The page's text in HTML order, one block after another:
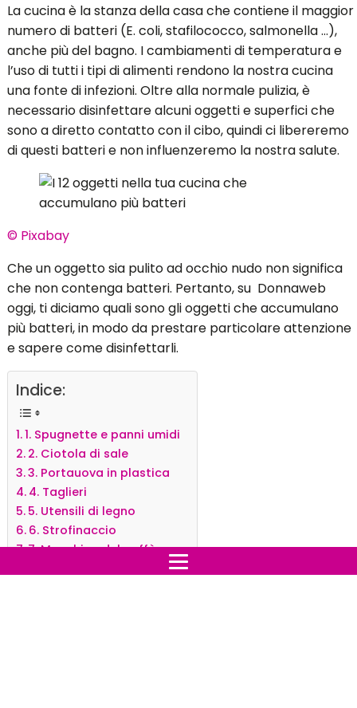
La cucina è la stanza della casa che contiene il maggior
numero di batteri (E. coli, stafilococco, salmonella …),
anche più del bagno. I cambiamenti di temperatura e
l’uso di tutti i tipi di alimenti rendono la nostra cucina
una fonte di infezioni. Oltre alla normale pulizia, è
necessario disinfettare alcuni oggetti e superfici che
sono a diretto contatto con il cibo, quindi ci libereremo
di questi batteri e non influenzeremo la nostra salute.
© Pixabay
Che un oggetto sia pulito ad occhio nudo non significa
che non contenga batteri. Pertanto, su Donnaweb
oggi, ti diciamo quali sono gli oggetti che accumulano
più batteri, in modo da prestare particolare attenzione
e sapere come disinfettarli.
Indice:
1. Spugnette e panni umidi
2. Ciotola di sale
3. Portauova in plastica
4. Taglieri
5. Utensili di legno
6. Strofinaccio
7. Macchina del caffè
8. Stampo per hamburger